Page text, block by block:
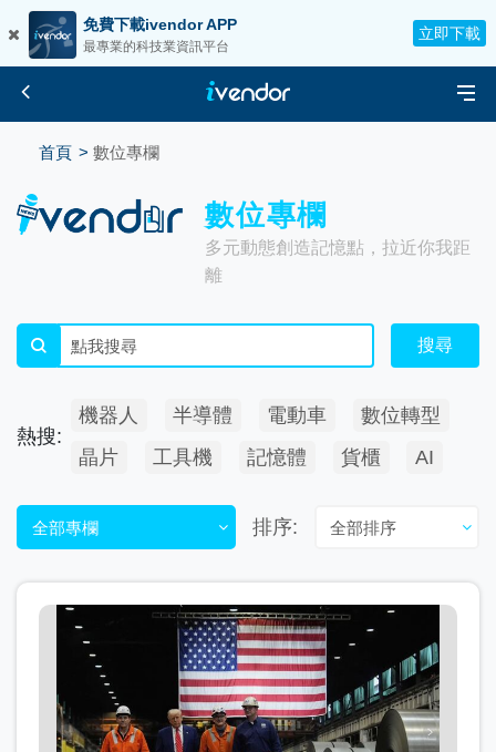
免費下載ivendor APP
最專業的科技業資訊平台
立即下載
首頁 數位專欄
數位專欄
多元動態創造記憶點，拉近你我距
離
搜尋
熱搜:
機器人 半導體 電動車
數位轉型
晶片
工具機 記憶體 貨櫃 AI
全部專欄 排序: 全部排序